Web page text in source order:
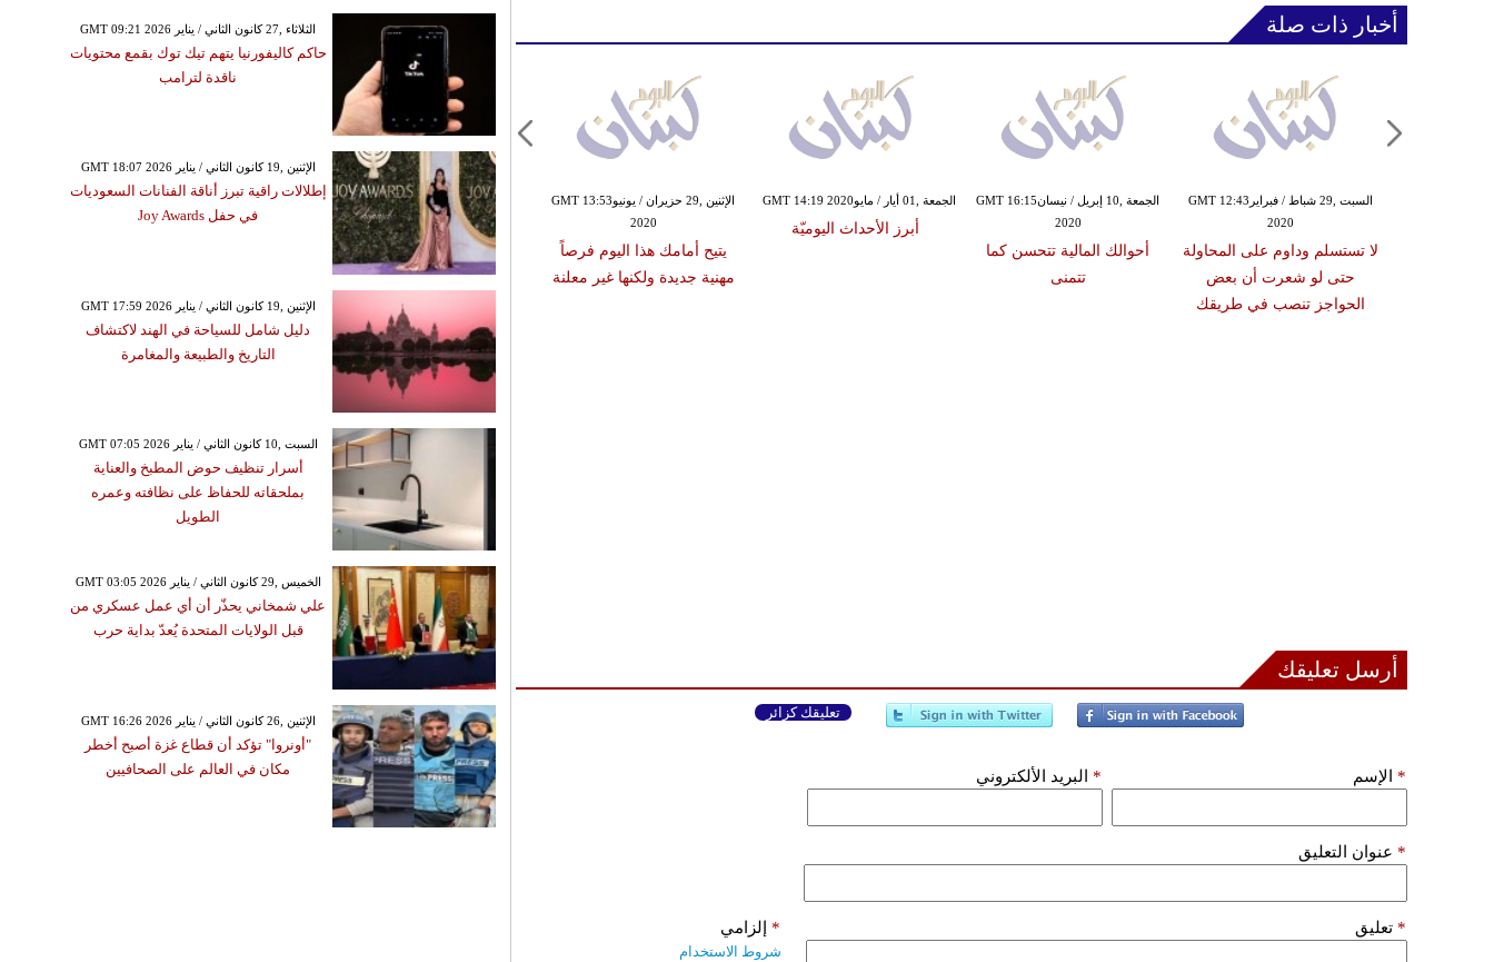
أخبار ذات صلة
الإثنين ,29 حزيران / يونيوGMT 13:53
2020
يتيح أمامك هذا اليوم فرصاً
مهنية جديدة ولكنها غير معلنة
الجمعة ,01 أيار / مايوGMT 14:19 2020
أبرز الأحداث اليوميّة
الجمعة ,10 إبريل / نيسانGMT 16:15
2020
أحوالك المالية تتحسن كما
تتمنى
السبت ,29 شباط / فبرايرGMT 12:43
2020
لا تستسلم وداوم على المحاولة
حتى لو شعرت أن بعض
الحواجز تنصب في طريقك
أرسل تعليقك
تعليقك كزائر
الإسم * البريد الألكتروني *
عنوان التعليق *
تعليق * إلزامي *
شروط الاستخدام
GMT 09:21 2026 الثلاثاء ,27 كانون الثاني / يناير
حاكم كاليفورنيا يتهم تيك توك بقمع محتويات
ناقدة لترامب
GMT 18:07 2026 الإثنين ,19 كانون الثاني / يناير
إطلالات راقية تبرز أناقة الفنانات السعوديات
في حفل Joy Awards
GMT 17:59 2026 الإثنين ,19 كانون الثاني / يناير
دليل شامل للسياحة في الهند لاكتشاف
التاريخ والطبيعة والمغامرة
GMT 07:05 2026 السبت ,10 كانون الثاني / يناير
أسرار تنظيف حوض المطبخ والعناية
بملحقاته للحفاظ على نظافته وعمره
الطويل
GMT 03:05 2026 الخميس ,29 كانون الثاني / يناير
علي شمخاني يحذّر أن أي عمل عسكري من
قبل الولايات المتحدة يُعدّ بداية حرب
GMT 16:26 2026 الإثنين ,26 كانون الثاني / يناير
"أونروا" تؤكد أن قطاع غزة أصبح أخطر
مكان في العالم على الصحافيين